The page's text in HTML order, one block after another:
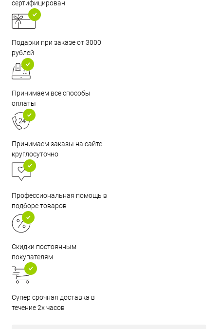
сертифицирован
Подарки при заказе от 3000
рублей
Принимаем все способы
оплаты
Принимаем заказы на сайте
круглосуточно
Профессиональная помощь в
подборе товаров
Скидки постоянным
покупателям
Супер срочная доставка в
течение 2х часов